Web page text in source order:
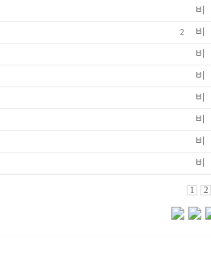
비
2 비
비
비
비
비
비
비
1 2